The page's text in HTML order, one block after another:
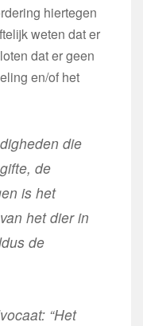
hiertegen
weten dat er
dat er geen
en/of het
die
de
is het
het dier in
de
“Het